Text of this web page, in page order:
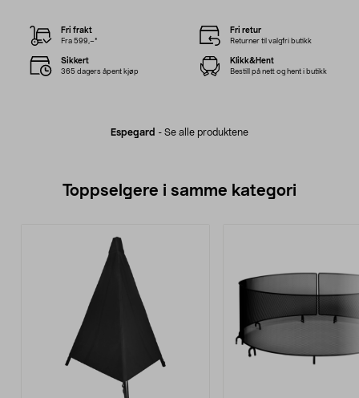
Espegard - Se alle produktene
Fri frakt
Fra 599,–*
Fri retur
Returner til valgfri butikk
Sikkert
365 dagers åpent kjøp
Klikk&Hent
Bestill på nett og hent i butikk
Toppselgere i samme kategori